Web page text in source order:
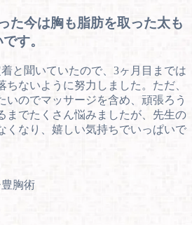
た今は胸も脂肪を取った太も
す。
と聞いていたので、3ヶ月目までは
ちないように努力しました。ただ、
いのでマッサージを含め、頑張ろう
までたくさん悩みましたが、先生の
くなり、嬉しい気持ちでいっぱいで
胸術